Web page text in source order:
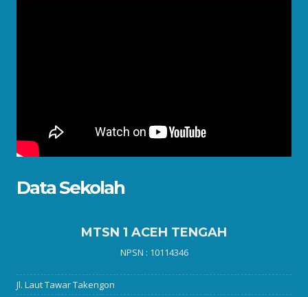
Data Sekolah
MTSN 1 ACEH TENGAH
NPSN : 10114346
Jl. Laut Tawar Takengon